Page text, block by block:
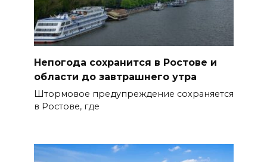
Непогода сохранится в Ростове и
области до завтрашнего утра
Штормовое предупреждение сохраняется
в Ростове, где